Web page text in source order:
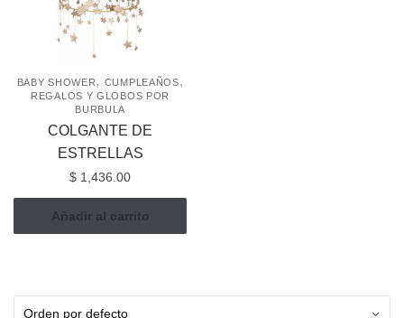
BABY SHOWER, CUMPLEAÑOS,
REGALOS Y GLOBOS POR
BURBULA
COLGANTE DE
ESTRELLAS
$ 1,436.00
Añadir al carrito